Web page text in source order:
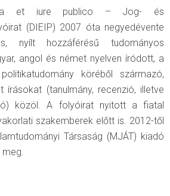
et iure publico – Jog- és
(DIEIP) 2007 óta negyedévente
nyílt hozzáférésű tudományos
angol és német nyelven íródott, a
köréből származó,
írásokat (tanulmány, recenzió, illetve
közöl. A folyóirat nyitott a fiatal
szakemberek előtt is. 2012-től
Társaság (MJÁT) kiadó